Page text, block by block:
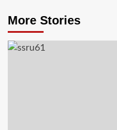
More Stories